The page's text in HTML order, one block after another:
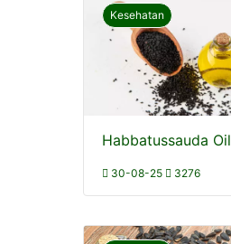
Kesehatan
Habbatussauda Oil
30-08-25 3276